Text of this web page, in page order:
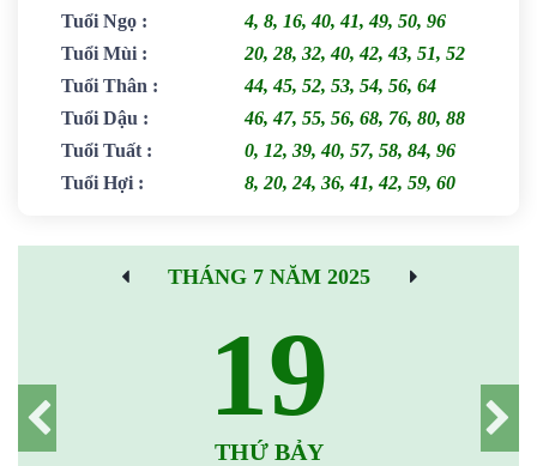
Tuổi Ngọ :
4, 8, 16, 40, 41, 49, 50, 96
Tuổi Mùi :
20, 28, 32, 40, 42, 43, 51, 52
Tuổi Thân :
44, 45, 52, 53, 54, 56, 64
Tuổi Dậu :
46, 47, 55, 56, 68, 76, 80, 88
Tuổi Tuất :
0, 12, 39, 40, 57, 58, 84, 96
Tuổi Hợi : 8, 20, 24, 36, 41, 42, 59, 60
THÁNG 7 NĂM 2025
19
THỨ BẢY